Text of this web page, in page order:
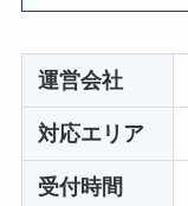
運営会社
対応エリア
受付時間